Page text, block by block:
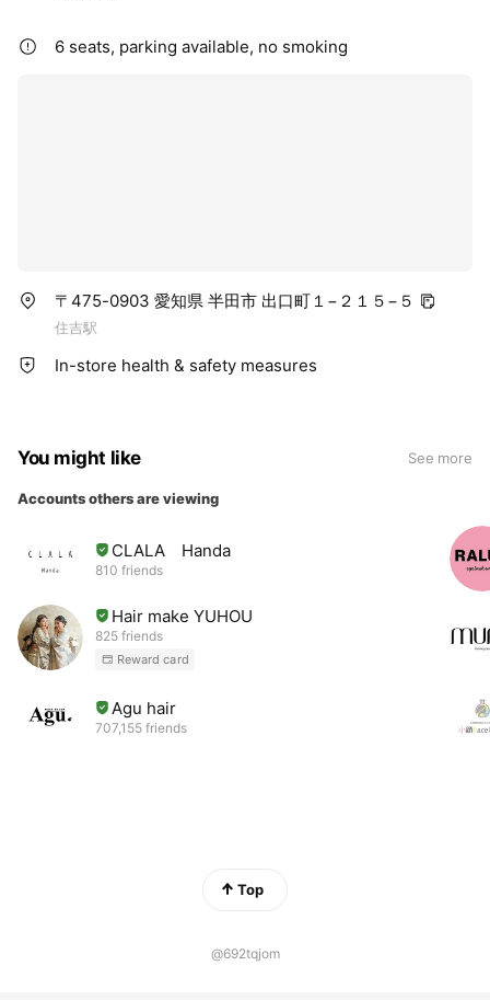
6 seats, parking available, no smoking
〒475-0903 愛知県 半田市 出口町１−２１５−５
住吉駅
In-store health & safety measures
You might like See more
Accounts others are viewing
CLALA Handa
810 friends
Hair make YUHOU
825 friends
Reward card
Agu hair
707,155 friends
Top
@692tqjom